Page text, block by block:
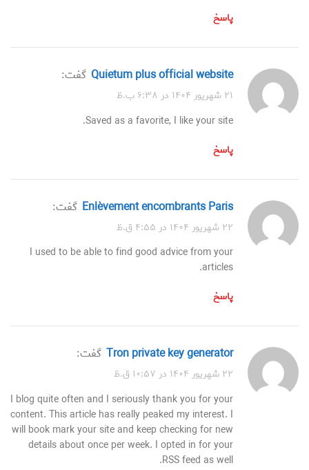
پاسخ
quietum plus official website گفت:
۲۱ شهریور ۱۴۰۴ در ۶:۳۸ ب.ظ
Saved as a favorite, I like your site.
پاسخ
enlèvement encombrants Paris گفت:
۲۲ شهریور ۱۴۰۴ در ۴:۵۵ ق.ظ
I used to be able to find good advice from your
articles.
پاسخ
tron private key generator گفت:
۲۲ شهریور ۱۴۰۴ در ۱۰:۵۷ ق.ظ
I blog quite often and I seriously thank you for your
content. This article has really peaked my interest. I
will book mark your site and keep checking for new
details about once per week. I opted in for your
RSS feed as well.